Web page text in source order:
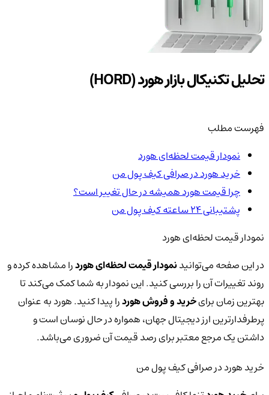
تحلیل تکنیکال بازار هورد (HORD)
فهرست مطلب
نمودار قیمت لحظه‌ای هورد
خرید هورد در صرافی کیف پول من
چرا قیمت هورد همیشه در حال تغییر است؟
پشتیبانی ۲۴ ساعته کیف پول من
نمودار قیمت لحظه‌ای هورد
در این صفحه می‌توانیدنمودار قیمت لحظه‌ای هوردرا مشاهده کرده و
روند تغییرات آن را بررسی کنید. این نمودار به شما کمک می‌کند تا
بهترین زمان برایخرید و فروش هوردرا پیدا کنید. هورد به عنوان
پرطرفدارترین ارز دیجیتال جهان، همواره در حال نوسان است و
داشتن یک مرجع معتبر برای رصد قیمت آن ضروری می‌باشد.
خرید هورد در صرافی کیف پول من